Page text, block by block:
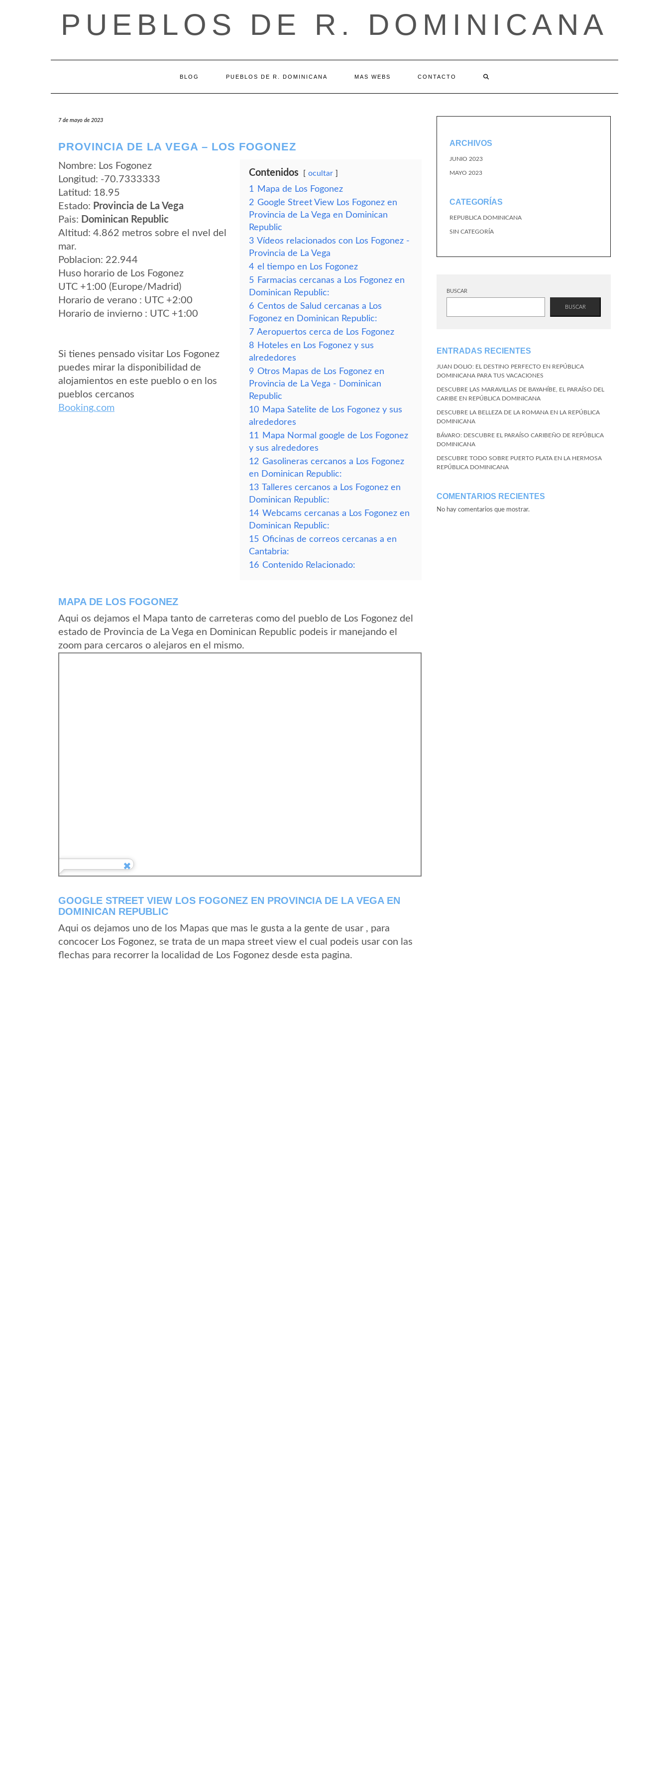
PUEBLOS DE R. DOMINICANA
BLOG PUEBLOS DE R. DOMINICANA MAS WEBS CONTACTO
7 de mayo de 2023
PROVINCIA DE LA VEGA – LOS FOGONEZ
Nombre: Los Fogonez
Longitud: -70.7333333
Latitud: 18.95
Estado: Provincia de La Vega
Pais: Dominican Republic
Altitud: 4.862 metros sobre el nvel del
mar.
Poblacion: 22.944
Huso horario de Los Fogonez
UTC +1:00 (Europe/Madrid)
Horario de verano : UTC +2:00
Horario de invierno : UTC +1:00
Si tienes pensado visitar Los Fogonez
puedes mirar la disponibilidad de
alojamientos en este pueblo o en los
pueblos cercanos
Booking.com
Contenidos ocultar
1
Mapa de Los Fogonez
2 Google Street View Los Fogonez en
Provincia de La Vega en Dominican
Republic
3 Vídeos relacionados con Los Fogonez -
Provincia de La Vega
4 el tiempo en Los Fogonez
5 Farmacias cercanas a Los Fogonez en
Dominican Republic:
6 Centos de Salud cercanas a Los
Fogonez en Dominican Republic:
7 Aeropuertos cerca de Los Fogonez
8 Hoteles en Los Fogonez y sus
alrededores
9 Otros Mapas de Los Fogonez en
Provincia de La Vega - Dominican
Republic
10 Mapa Satelite de Los Fogonez y sus
alrededores
11
Mapa Normal google de Los Fogonez
y sus alrededores
12 Gasolineras cercanos a Los Fogonez
en Dominican Republic:
13 Talleres cercanos a Los Fogonez en
Dominican Republic:
14 Webcams cercanas a Los Fogonez en
Dominican Republic:
15 Oficinas de correos cercanas a en
Cantabria:
16 Contenido Relacionado:
MAPA DE LOS FOGONEZ
Aqui os dejamos el Mapa tanto de carreteras como del pueblo de Los Fogonez del
estado de Provincia de La Vega en Dominican Republic podeis ir manejando el
zoom para cercaros o alejaros en el mismo.
GOOGLE STREET VIEW LOS FOGONEZ EN PROVINCIA DE LA VEGA EN
DOMINICAN REPUBLIC
Aqui os dejamos uno de los Mapas que mas le gusta a la gente de usar , para
concocer Los Fogonez, se trata de un mapa street view el cual podeis usar con las
flechas para recorrer la localidad de Los Fogonez desde esta pagina.
ARCHIVOS
JUNIO 2023
MAYO 2023
CATEGORÍAS
REPUBLICA DOMINICANA
SIN CATEGORÍA
BUSCAR
BUSCAR
ENTRADAS RECIENTES
JUAN DOLIO: EL DESTINO PERFECTO EN REPÚBLICA
DOMINICANA PARA TUS VACACIONES
DESCUBRE LAS MARAVILLAS DE BAYAHÍBE, EL PARAÍSO DEL
CARIBE EN REPÚBLICA DOMINICANA
DESCUBRE LA BELLEZA DE LA ROMANA EN LA REPÚBLICA
DOMINICANA
BÁVARO: DESCUBRE EL PARAÍSO CARIBEÑO DE REPÚBLICA
DOMINICANA
DESCUBRE TODO SOBRE PUERTO PLATA EN LA HERMOSA
REPÚBLICA DOMINICANA
COMENTARIOS RECIENTES
No hay comentarios que mostrar.